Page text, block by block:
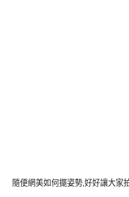
隨便網美如何擺姿勢,好好讓大家